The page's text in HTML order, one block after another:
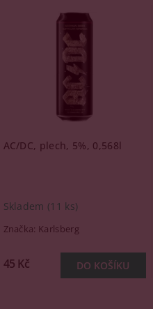
AC/DC, plech, 5%, 0,568l
Skladem (11 ks)
Značka: Karlsberg
45 Kč